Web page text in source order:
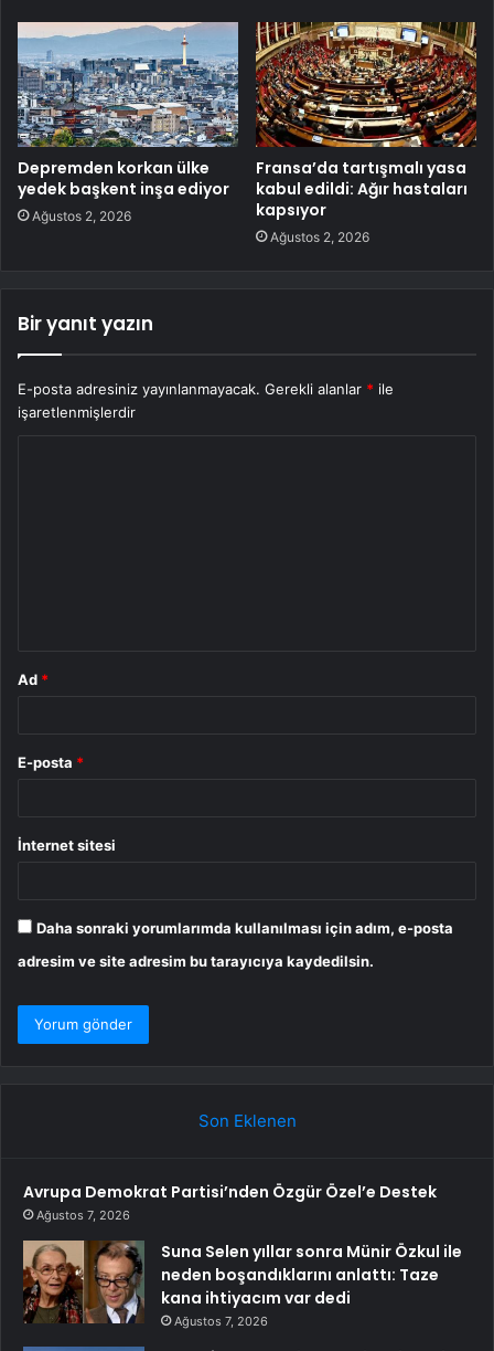
Depremden korkan ülke
yedek başkent inşa ediyor
Ağustos 2, 2026
Fransa’da tartışmalı yasa
kabul edildi: Ağır hastaları
kapsıyor
Ağustos 2, 2026
Bir yanıt yazın
E-posta adresiniz yayınlanmayacak. Gerekli alanlar * ile
işaretlenmişlerdir
Ad *
E-posta *
İnternet sitesi
Daha sonraki yorumlarımda kullanılması için adım, e-posta
adresim ve site adresim bu tarayıcıya kaydedilsin.
Son Eklenen
Avrupa Demokrat Partisi’nden Özgür Özel’e Destek
Ağustos 7, 2026
Suna Selen yıllar sonra Münir Özkul ile
neden boşandıklarını anlattı: Taze
kana ihtiyacım var dedi
Ağustos 7, 2026